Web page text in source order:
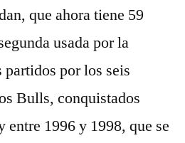
que ahora tiene 59
usada por la
partidos por los seis
Bulls, conquistados
entre 1996 y 1998, que se